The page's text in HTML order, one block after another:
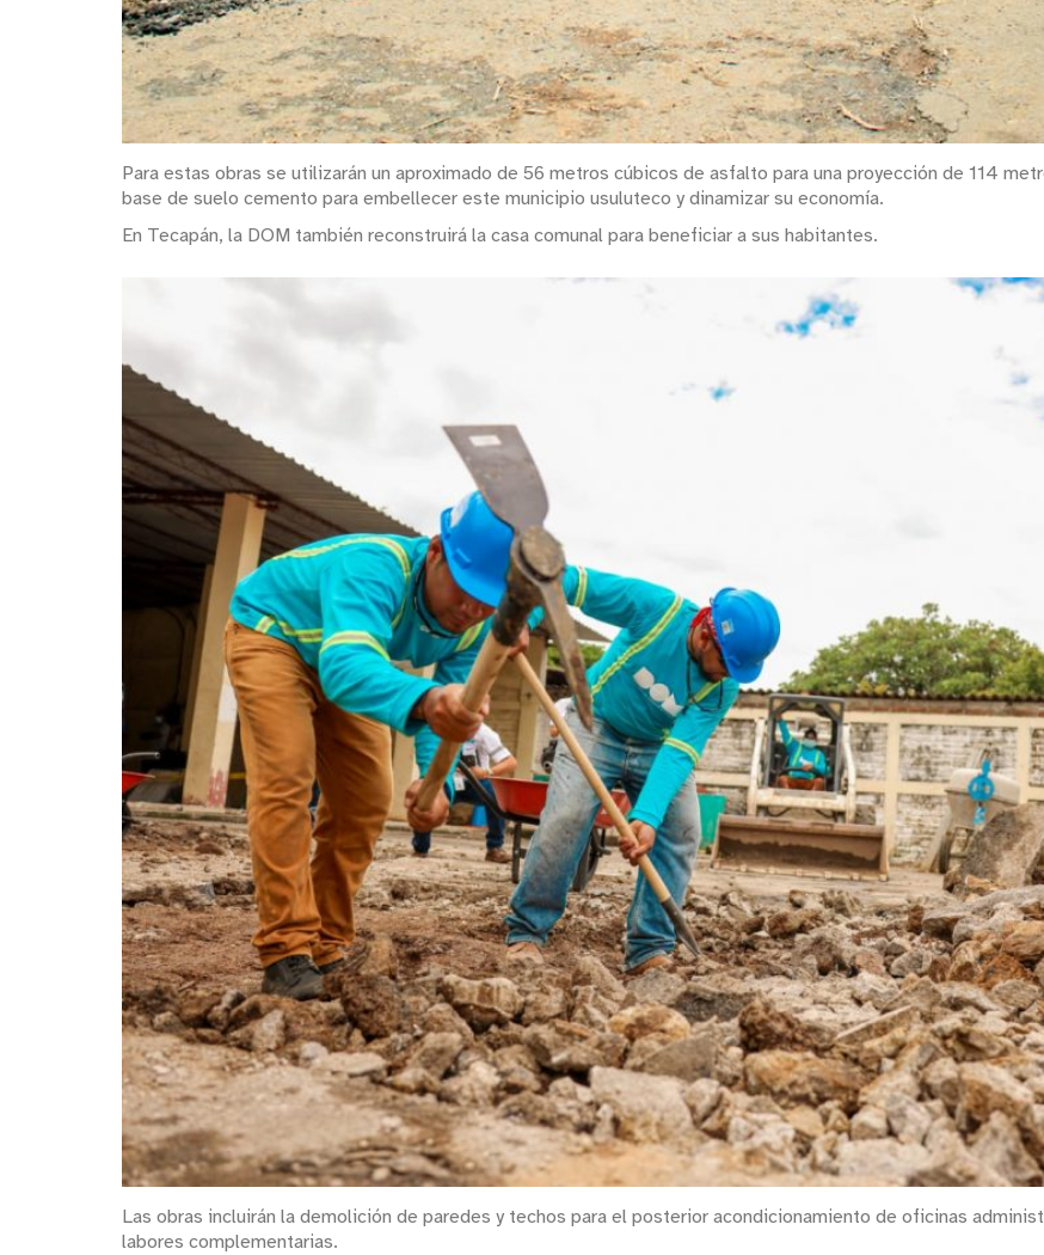
Para estas obras se utilizarán un aproximado de 56 metros cúbicos de asfalto para una proyección de 114
base de suelo cemento para embellecer este municipio usuluteco y dinamizar su economía.
En Tecapán, la DOM también reconstruirá la casa comunal para beneficiar a sus habitantes.
Las obras incluirán la demolición de paredes y techos para el posterior acondicionamiento de oficinas
labores complementarias.